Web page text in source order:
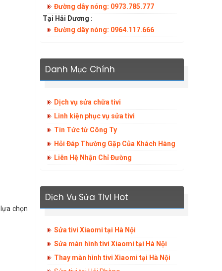
chọn
Đường dây nóng: 0973.785.777
Tại Hải Dương :
Đường dây nóng: 0964.117.666
Danh Mục Chính
Dịch vụ sửa chữa tivi
Linh kiện phục vụ sửa tivi
Tin Tức từ Công Ty
Hỏi Đáp Thường Gặp Của Khách Hàng
Liên Hệ Nhận Chỉ Đường
Dịch Vụ Sửa Tivi Hot
Sửa tivi Xiaomi tại Hà Nội
Sửa màn hình tivi Xiaomi tại Hà Nội
Thay màn hình tivi Xiaomi tại Hà Nội